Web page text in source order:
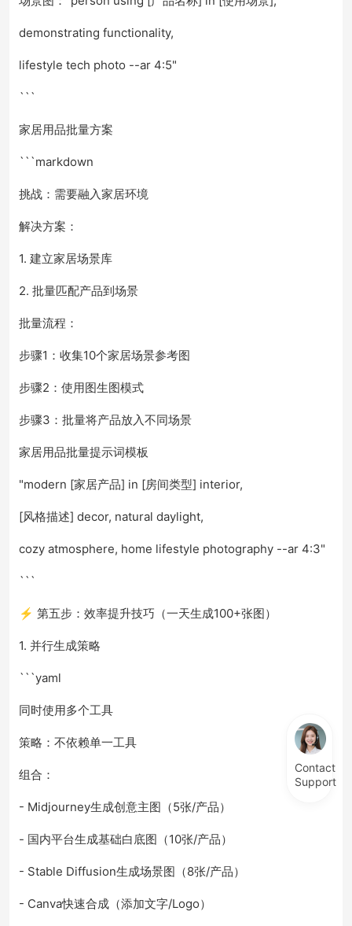
demonstrating functionality,
lifestyle tech photo --ar 4:5"
```
家居用品批量方案
```markdown
挑战：需要融入家居环境
解决方案：
1. 建立家居场景库
2. 批量匹配产品到场景
批量流程：
步骤1：收集10个家居场景参考图
步骤2：使用图生图模式
步骤3：批量将产品放入不同场景
家居用品批量提示词模板
"modern [家居产品] in [房间类型] interior,
[风格描述] decor, natural daylight,
cozy atmosphere, home lifestyle photography --ar 4:3"
```
⚡ 第五步：效率提升技巧（一天生成100+张图）
1. 并行生成策略
```yaml
同时使用多个工具
策略：不依赖单一工具
组合：
- Midjourney生成创意主图（5张/产品）
- 国内平台生成基础白底图（10张/产品）
- Stable Diffusion生成场景图（8张/产品）
- Canva快速合成（添加文字/Logo）
Contact
Support